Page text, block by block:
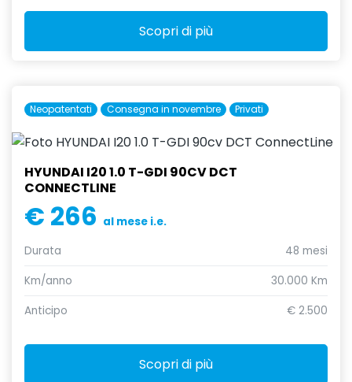
Scopri di più
Neopatentati Consegna in novembre Privati
HYUNDAI I20 1.0 T-GDI 90CV DCT
CONNECTLINE
€ 266 al mese i.e.
Durata
48 mesi
Km/anno
30.000 Km
Anticipo
€ 2.500
Scopri di più